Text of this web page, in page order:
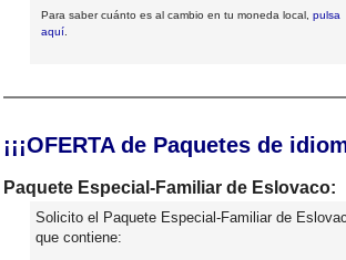
Para saber cuánto es al cambio en tu moneda local, pulsa
aquí
¡¡¡OFERTA de Paquetes de
Paquete Especial-Familiar de Eslovaco:
Solicito el Paquete Especial-Familiar de
que contiene: